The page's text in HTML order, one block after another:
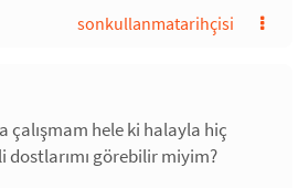
sonkullanmatarihçisi
çalışmam hele ki halayla hiç
dostlarımı görebilir miyim?